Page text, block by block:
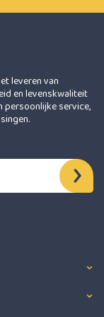
leveren van
en levenskwaliteit
persoonlijke service,